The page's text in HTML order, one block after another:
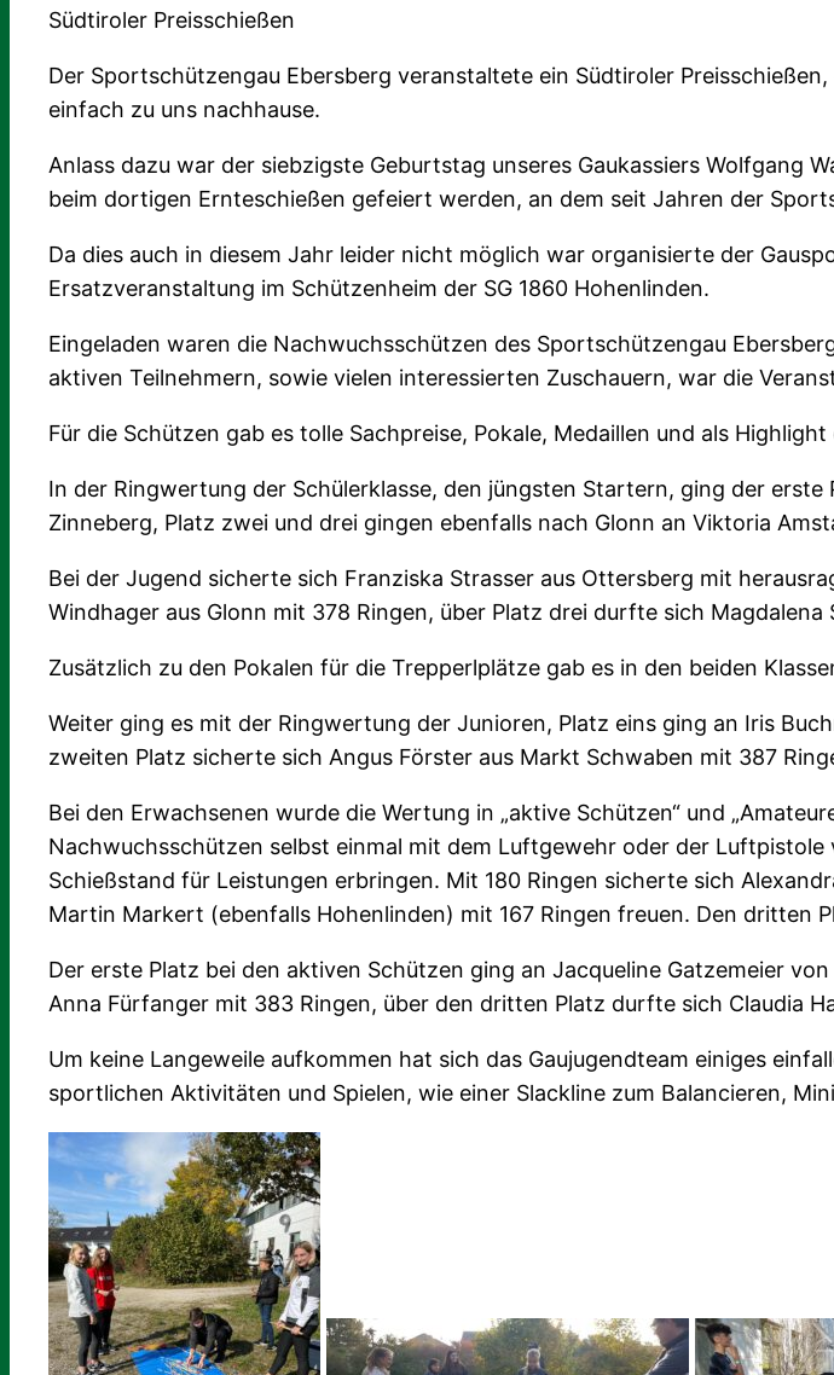
Südtiroler Preisschießen
Der Sportschützengau Ebersberg veranstaltete ein Südtiroler
einfach zu uns nachhause.
Anlass dazu war der siebzigste Geburtstag unseres Gaukassiers Wolfgang
beim dortigen Ernteschießen gefeiert werden, an dem seit Jahren der
Da dies auch in diesem Jahr leider nicht möglich war organisierte der
Ersatzveranstaltung im Schützenheim der SG 1860 Hohenlinden.
Eingeladen waren die Nachwuchsschützen des Sportschützengau
aktiven Teilnehmern, sowie vielen interessierten Zuschauern, war die
Für die Schützen gab es tolle Sachpreise, Pokale, Medaillen und als
In der Ringwertung der Schülerklasse, den jüngsten Startern, ging der erste
Zinneberg, Platz zwei und drei gingen ebenfalls nach Glonn an Viktoria
Bei der Jugend sicherte sich Franziska Strasser aus Ottersberg mit
Windhager aus Glonn mit 378 Ringen, über Platz drei durfte sich Magdalena
Zusätzlich zu den Pokalen für die Trepperlplätze gab es in den beiden
Weiter ging es mit der Ringwertung der Junioren, Platz eins ging an Iris
zweiten Platz sicherte sich Angus Förster aus Markt Schwaben mit 387
Bei den Erwachsenen wurde die Wertung in „aktive Schützen“ und
Nachwuchsschützen selbst einmal mit dem Luftgewehr oder der
Schießstand für Leistungen erbringen. Mit 180 Ringen sicherte sich
Martin Markert (ebenfalls Hohenlinden) mit 167 Ringen freuen. Den dritten
Der erste Platz bei den aktiven Schützen ging an Jacqueline Gatzemeier
Anna Fürfanger mit 383 Ringen, über den dritten Platz durfte sich Claudia
Um keine Langeweile aufkommen hat sich das Gaujugendteam einiges
sportlichen Aktivitäten und Spielen, wie einer Slackline zum Balancieren,